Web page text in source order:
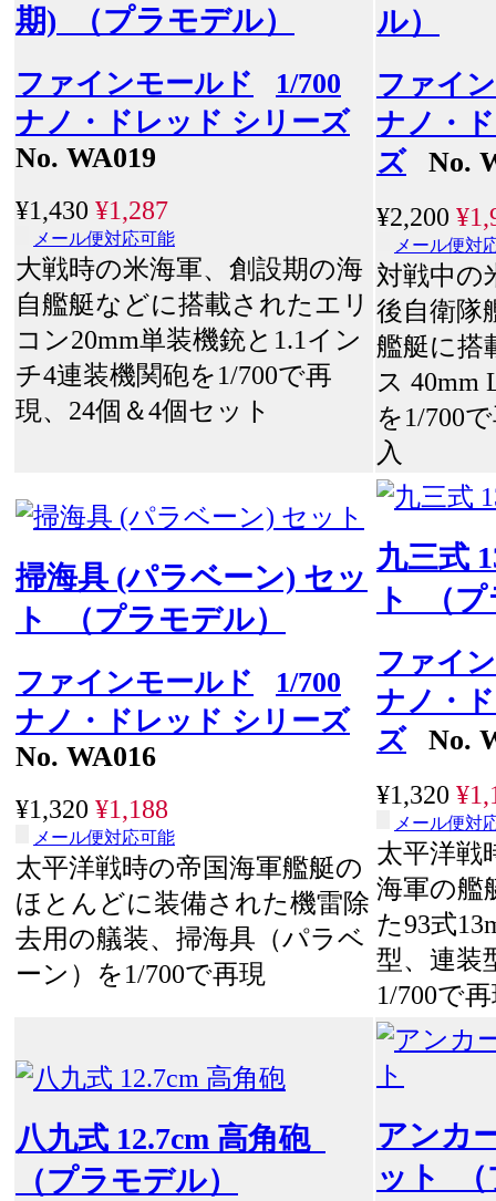
期) （プラモデル）
ファインモールド
1/700
ナノ・ドレッド シリーズ
No. WA019
¥1,430 ¥1,287
メール便対応可能
大戦時の米海軍、創設期の海
自艦艇などに搭載されたエリ
コン20mm単装機銃と1.1イン
チ4連装機関砲を1/700で再
現、24個＆4個セット
ル）
ファイ
ナノ・
ズNo.
¥2,200
メール便対
対戦中の
後自衛隊
艦艇に搭
ス 40mm
を1/700
入
掃海具 (パラベーン) セッ
ト （プラモデル）
ファインモールド
1/700
ナノ・ドレッド シリーズ
No. WA016
¥1,320 ¥1,188
メール便対応可能
太平洋戦時の帝国海軍艦艇の
ほとんどに装備された機雷除
去用の艤装、掃海具（パラベ
ーン）を1/700で再現
九三式
ト （
ファイ
ナノ・
ズNo.
¥1,320
メール便対
太平洋戦
海軍の艦
た93式
型、連装
1/700で
八九式 12.7cm 高角砲
（プラモデル）
アンカ
ット （